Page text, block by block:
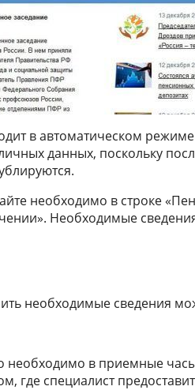
в автоматическом режиме
данных, поскольку
необходимо в строке
Необходимые
необходимые сведения
в приемные
где специалист